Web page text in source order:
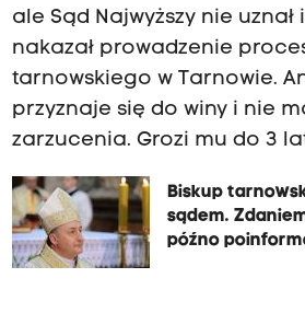
ale Sąd Najwyższy nie
nakazał prowadzenie
tarnowskiego w Tarnowie.
przyznaje się do winy i nie
zarzucenia. Grozi mu do 3
Biskup
sądem.
późno